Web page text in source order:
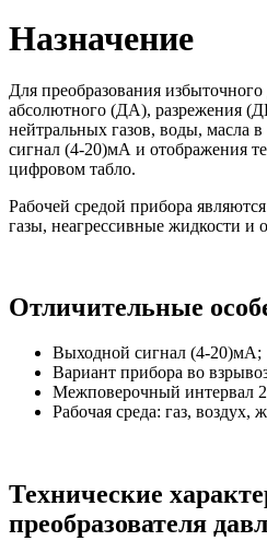
Назначение
Для преобразования
абсолютного (ДА), разрежения
нейтральных газов, воды, масла
сигнал (4-20)мА и отображения
цифровом табло.
Рабочей средой прибора
газы, неагрессивные жидкости и
Отличительные
Выходной сигнал (4-20)мА;
Вариант прибора во
Межповерочный интервал 2
Рабочая среда: газ, воздух,
Технические
преобразователя